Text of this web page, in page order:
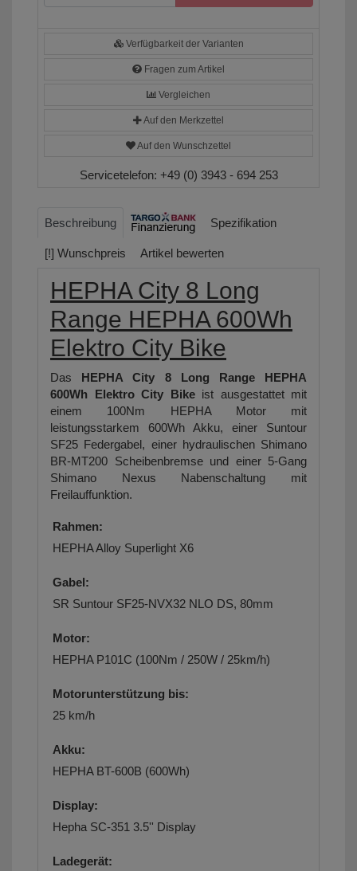
Verfügbarkeit der Varianten
Fragen zum Artikel
Vergleichen
Auf den Merkzettel
Auf den Wunschzettel
Servicetelefon: +49 (0) 3943 - 694 253
Beschreibung Spezifikation
[!] Wunschpreis Artikel bewerten
HEPHA City 8 Long
Range HEPHA 600Wh
Elektro City Bike
Das HEPHA City 8 Long Range HEPHA
600Wh Elektro City Bikeist ausgestattet mit
einem 100Nm HEPHA Motor mit
leistungsstarkem 600Wh Akku, einer Suntour
SF25 Federgabel, einer hydraulischen Shimano
BR-MT200 Scheibenbremse und einer 5-Gang
Shimano Nexus Nabenschaltung mit
Freilauffunktion.
Rahmen:
HEPHA Alloy Superlight X6
Gabel:
SR Suntour SF25-NVX32 NLO DS, 80mm
Motor:
HEPHA P101C (100Nm / 250W / 25km/h)
Motorunterstützung bis:
25 km/h
Akku:
HEPHA BT-600B (600Wh)
Display:
Hepha SC-351 3.5'' Display
Ladegerät: